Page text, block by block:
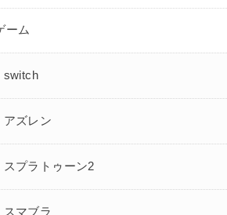
ーム
switch
アズレン
スプラトゥーン2
スマブラ